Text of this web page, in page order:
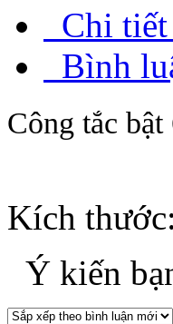
Chi tiết
Bình
Công tắc
Kích thước:
Ý kiến